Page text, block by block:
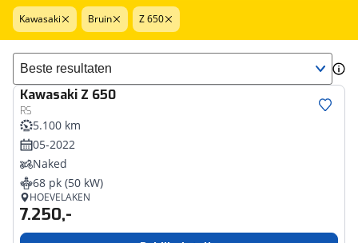
Kawasaki Bruin Z 650
Sorteer resultaten
Kawasaki Z 650
RS
5.100 km
05-2022
Naked
68 pk (50 kW)
HOEVELAKEN
7.250,-